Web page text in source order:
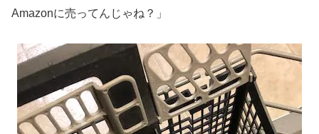
Amazonに売ってんじゃね？」